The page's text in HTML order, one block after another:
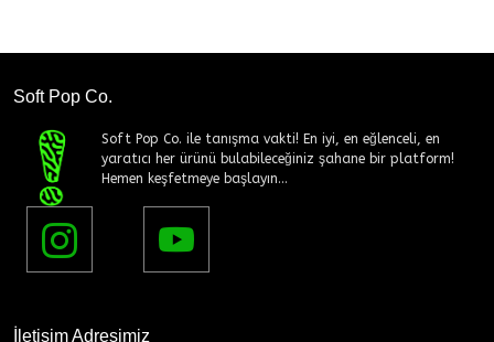
Soft Pop Co.
Soft Pop Co. ile tanışma vakti! En iyi, en eğlenceli, en
yaratıcı her ürünü bulabileceğiniz şahane bir platform!
Hemen keşfetmeye başlayın...
İletişim Adresimiz